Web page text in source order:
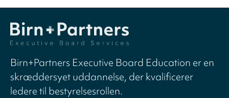
Birn+Partners Executive Board Education er en
skræddersyet uddannelse, der kvalificerer
ledere til bestyrelsesrollen.